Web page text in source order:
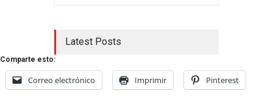
Latest Posts
Comparte esto:
Correo electrónico Imprimir Pinterest